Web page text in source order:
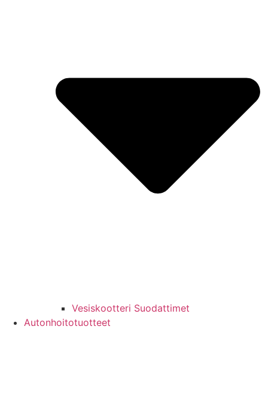
Vesiskootteri Suodattimet
Autonhoitotuotteet